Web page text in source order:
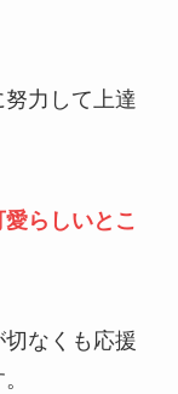
力して上達
らしいとこ
なくも応援